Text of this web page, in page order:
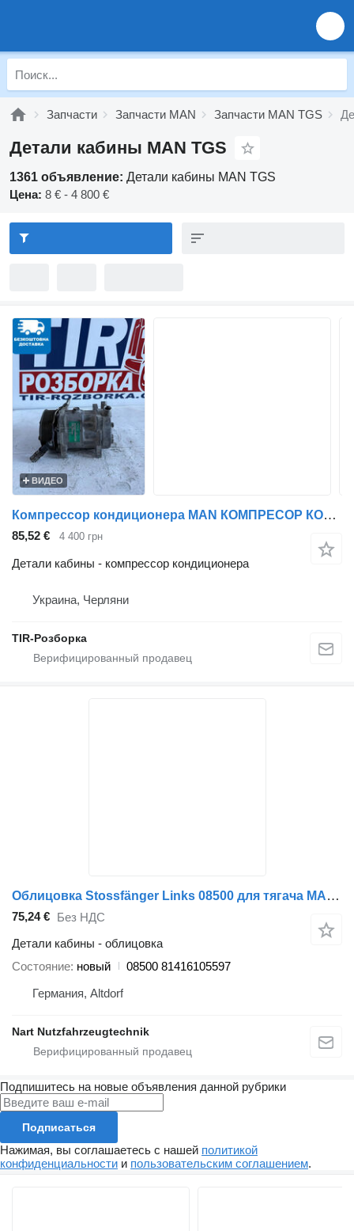
Запчасти Запчасти MAN Запчасти MAN TGS
Детали кабины MAN TGS
1361 объявление: Детали кабины MAN TGS
Цена: 8 € - 4 800 €
ВИДЕО
Компрессор кондиционера MAN КОМПРЕСОР КОНДИЦІОНЕРА MAN TGA/TGS/TGX >2000 24V SD7H158117 для тягача MAN TGA, TGS, TGX
85,52 € 4 400 грн
Детали кабины - компрессор кондиционера
Украина, Черляни
TIR-Розборка
Облицовка Stossfänger Links 08500 для тягача MAN TGA TGS
75,24 € Без НДС
Детали кабины - облицовка
Состояние новый
08500 81416105597
Германия, Altdorf
Nart Nutzfahrzeugtechnik
Подпишитесь на новые объявления данной рубрики
Подписаться
Нажимая, вы соглашаетесь с нашей политикой
конфиденциальности и пользовательским соглашением.